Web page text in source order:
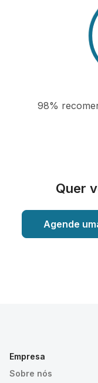
98%
Quer
Agende
Empresa
Sobre nós